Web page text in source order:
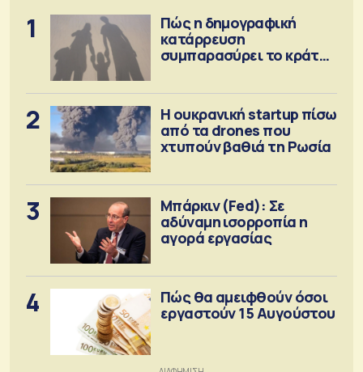
1
Πώς η δημογραφική
κατάρρευση
συμπαρασύρει το κράτος
2
Η ουκρανική startup πίσω
από τα drones που
χτυπούν βαθιά τη Ρωσία
3
Μπάρκιν (Fed): Σε
αδύναμη ισορροπία η
αγορά εργασίας
4
Πώς θα αμειφθούν όσοι
εργαστούν 15 Αυγούστου